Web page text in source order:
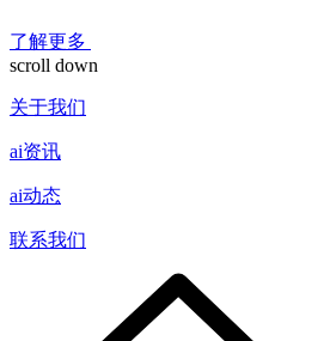
了解更多
scroll down
关于我们
ai资讯
ai动态
联系我们